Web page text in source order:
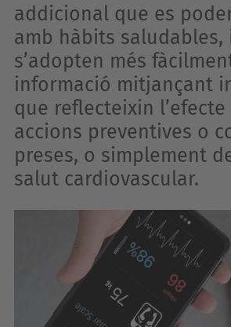
addicional que es
amb hàbits saludables,
s’adopten més
informació mitjançant
que reflecteixin l’efecte
accions preventives o
preses, o simplement
salut cardiovascular.